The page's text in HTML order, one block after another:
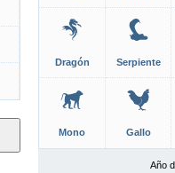
Dragón Serpiente
Mono Gallo
Año